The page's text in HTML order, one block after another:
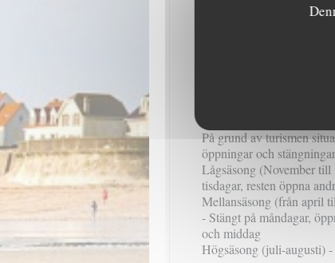
eller ilska" och "bra
På grund av turismen
öppningar och
Lågsäsong (November till
tisdagar, resten öppna
Mellansäsong (från april
- Stängt på måndagar,
och middag
Högsäsong (juli-augusti)